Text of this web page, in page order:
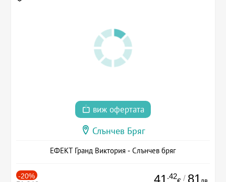
виж офертата
Слънчев Бряг
ЕФЕКТ Гранд Виктория - Слънчев бряг
-20% 41 .42 / 81